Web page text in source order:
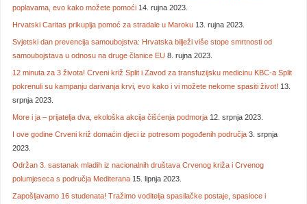
poplavama, evo kako možete pomoći 14. rujna 2023.
Hrvatski Caritas prikuplja pomoć za stradale u Maroku 13. rujna 2023.
Svjetski dan prevencija samoubojstva: Hrvatska bilježi više stope smrtnosti od
samoubojstava u odnosu na druge članice EU 8. rujna 2023.
12 minuta za 3 života! Crveni križ Split i Zavod za transfuzijsku medicinu KBC-a Split
pokrenuli su kampanju darivanja krvi, evo kako i vi možete nekome spasiti život! 13.
srpnja 2023.
More i ja – prijatelja dva, ekološka akcija čišćenja podmorja 12. srpnja 2023.
I ove godine Crveni križ domaćin djeci iz potresom pogođenih područja 3. srpnja
2023.
Održan 3. sastanak mladih iz nacionalnih društava Crvenog križa i Crvenog
polumjeseca s područja Mediterana 15. lipnja 2023.
Zapošljavamo 16 studenata! Tražimo voditelja spasilačke postaje, spasioce i